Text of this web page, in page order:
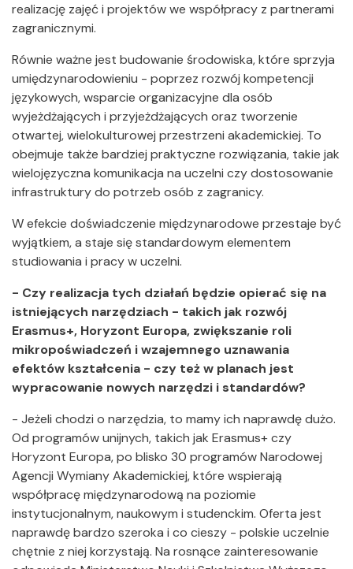
realizację zajęć i projektów we współpracy z partnerami
zagranicznymi.
Równie ważne jest budowanie środowiska, które sprzyja
umiędzynarodowieniu - poprzez rozwój kompetencji
językowych, wsparcie organizacyjne dla osób
wyjeżdżających i przyjeżdżających oraz tworzenie
otwartej, wielokulturowej przestrzeni akademickiej. To
obejmuje także bardziej praktyczne rozwiązania, takie jak
wielojęzyczna komunikacja na uczelni czy dostosowanie
infrastruktury do potrzeb osób z zagranicy.
W efekcie doświadczenie międzynarodowe przestaje być
wyjątkiem, a staje się standardowym elementem
studiowania i pracy w uczelni.
- Czy realizacja tych działań będzie opierać się na
istniejących narzędziach - takich jak rozwój
Erasmus+, Horyzont Europa, zwiększanie roli
mikropoświadczeń i wzajemnego uznawania
efektów kształcenia - czy też w planach jest
wypracowanie nowych narzędzi i standardów?
- Jeżeli chodzi o narzędzia, to mamy ich naprawdę dużo.
Od programów unijnych, takich jak Erasmus+ czy
Horyzont Europa, po blisko 30 programów Narodowej
Agencji Wymiany Akademickiej, które wspierają
współpracę międzynarodową na poziomie
instytucjonalnym, naukowym i studenckim. Oferta jest
naprawdę bardzo szeroka i co cieszy - polskie uczelnie
chętnie z niej korzystają. Na rosnące zainteresowanie